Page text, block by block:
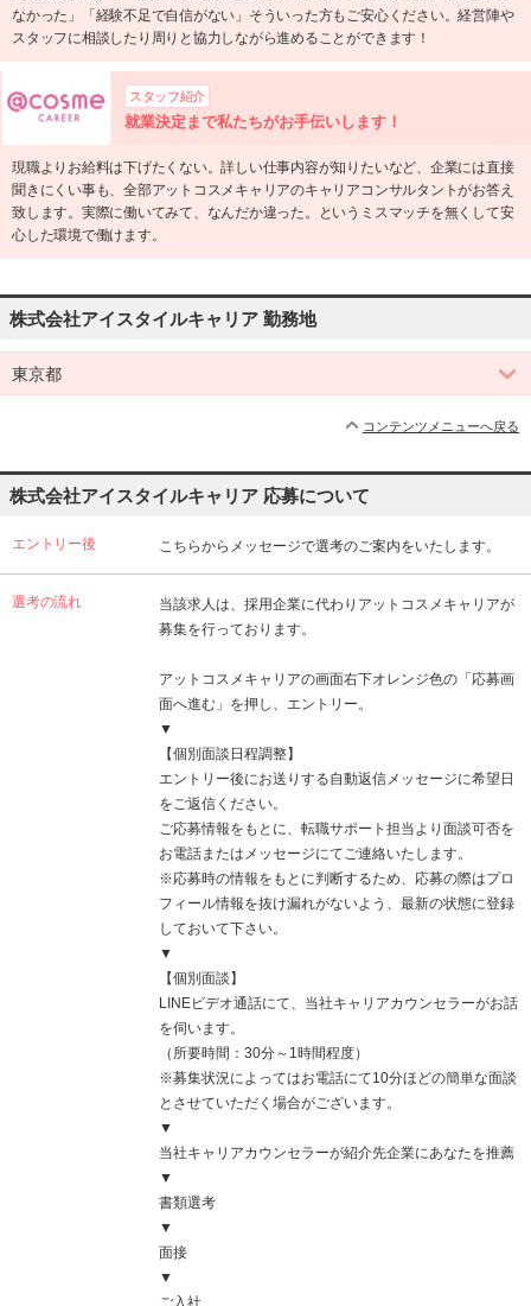
なかった」「経験不足で自信がない」そういった方もご安心ください。経営陣や
スタッフに相談したり周りと協力しながら進めることができます！
スタッフ紹介
就業決定まで私たちがお手伝いします！
現職よりお給料は下げたくない。詳しい仕事内容が知りたいなど、企業には直接
聞きにくい事も、全部アットコスメキャリアのキャリアコンサルタントがお答え
致します。実際に働いてみて、なんだか違った。というミスマッチを無くして安
心した環境で働けます。
株式会社アイスタイルキャリア 勤務地
東京都
コンテンツメニューへ戻る
株式会社アイスタイルキャリア 応募について
エントリー後 こちらからメッセージで選考のご案内をいたします。
選考の流れ
当該求人は、採用企業に代わりアットコスメキャリアが
募集を行っております。
アットコスメキャリアの画面右下オレンジ色の「応募画
面へ進む」を押し、エントリー。
▼
【個別面談日程調整】
エントリー後にお送りする自動返信メッセージに希望日
をご返信ください。
ご応募情報をもとに、転職サポート担当より面談可否を
お電話またはメッセージにてご連絡いたします。
※応募時の情報をもとに判断するため、応募の際はプロ
フィール情報を抜け漏れがないよう、最新の状態に登録
しておいて下さい。
▼
【個別面談】
LINEビデオ通話にて、当社キャリアカウンセラーがお話
を伺います。
（所要時間：30分～1時間程度）
※募集状況によってはお電話にて10分ほどの簡単な面談
とさせていただく場合がございます。
▼
当社キャリアカウンセラーが紹介先企業にあなたを推薦
▼
書類選考
▼
面接
▼
ご入社